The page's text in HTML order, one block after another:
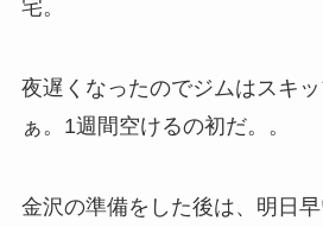
宅。
夜遅くなったのでジムはスキ
ぁ。1週間空けるの初だ。。
金沢の準備をした後は、明日